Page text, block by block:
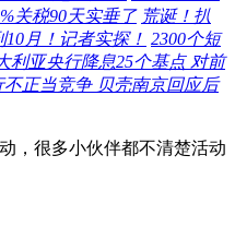
关税90天实垂了 荒诞！扒
月！记者实探！ 2300个短
利亚央行降息25个基点 对前
正当竞争 贝壳南京回应后
，很多小伙伴都不清楚活动